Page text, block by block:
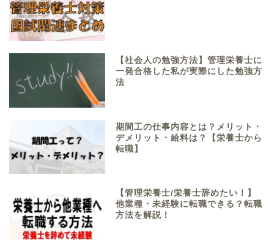
【社会人の勉強方法】管理栄養士に
一発合格した私が実際にした勉強方
法
期間工の仕事内容とは？メリット・
デメリット・給料は？【栄養士から
転職】
【管理栄養士/栄養士辞めたい！】
他業種・未経験に転職できる？転職
方法を解説！